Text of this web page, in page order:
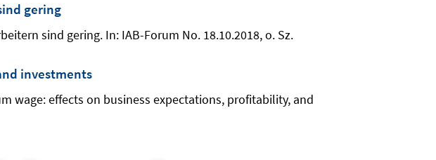
gering
sind gering. In: IAB-Forum No. 18.10.2018, o. Sz.
investments
wage: effects on business expectations, profitability, and